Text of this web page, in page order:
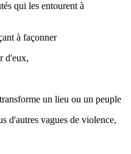
qui les entourent à
à façonner
d'eux,
un lieu ou un peuple
d'autres vagues de violence,